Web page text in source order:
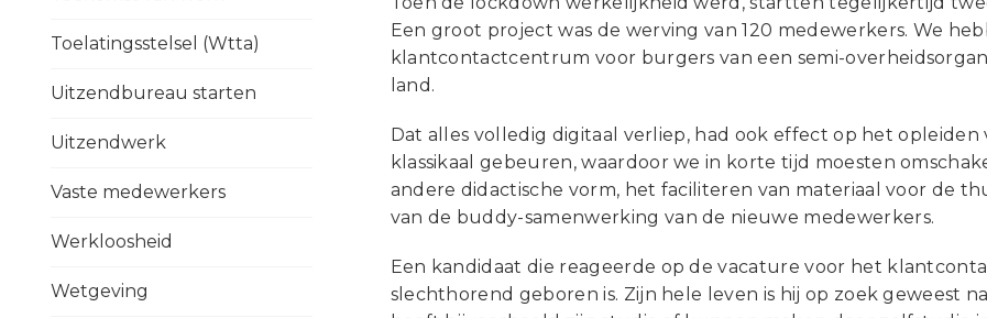
Toelatingsstelsel (Wtta)
Uitzendbureau starten
Uitzendwerk
Vaste medewerkers
Werkloosheid
Wetgeving
Een groot project was de werving van 120 medewerkers. We
klantcontactcentrum voor burgers van een semi-
land.
Dat alles volledig digitaal verliep, had ook effect op het
klassikaal gebeuren, waardoor we in korte tijd moesten
andere didactische vorm, het faciliteren van materiaal voor de
van de buddy-samenwerking van de nieuwe medewerkers.
Een kandidaat die reageerde op de vacature voor het
slechthorend geboren is. Zijn hele leven is hij op zoek geweest